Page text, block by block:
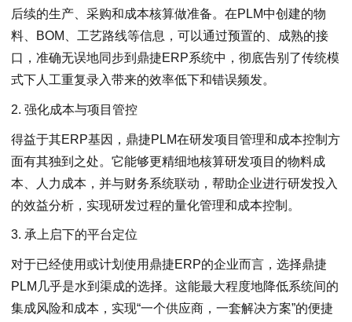
后续的生产、采购和成本核算做准备。在PLM中创建的物
料、BOM、工艺路线等信息，可以通过预置的、成熟的接
口，准确无误地同步到鼎捷ERP系统中，彻底告别了传统模
式下人工重复录入带来的效率低下和错误频发。
2. 强化成本与项目管控
得益于其ERP基因，鼎捷PLM在研发项目管理和成本控制方
面有其独到之处。它能够更精细地核算研发项目的物料成
本、人力成本，并与财务系统联动，帮助企业进行研发投入
的效益分析，实现研发过程的量化管理和成本控制。
3. 承上启下的平台定位
对于已经使用或计划使用鼎捷ERP的企业而言，选择鼎捷
PLM几乎是水到渠成的选择。这能最大程度地降低系统间的
集成风险和成本，实现“一个供应商，一套解决方案”的便捷